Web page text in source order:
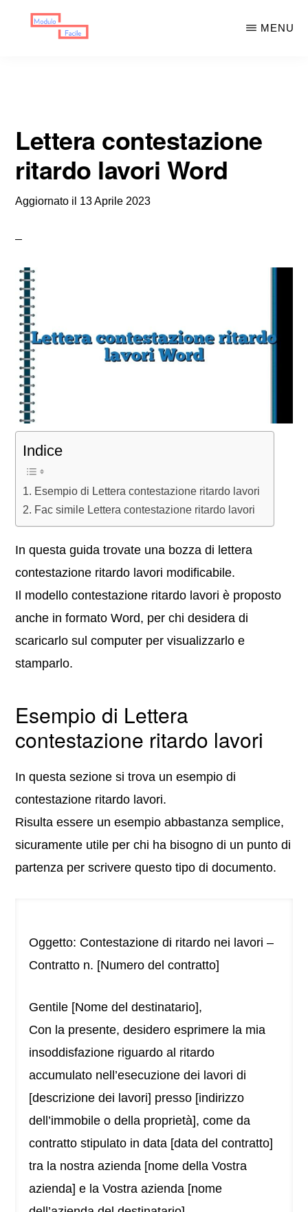
MENU
Lettera contestazione
ritardo lavori Word
Aggiornato il 13 Aprile 2023
Indice
Esempio di Lettera contestazione ritardo lavori
Fac simile Lettera contestazione ritardo lavori
In questa guida trovate una bozza di lettera
contestazione ritardo lavori modificabile.
Il modello contestazione ritardo lavori è proposto
anche in formato Word, per chi desidera di
scaricarlo sul computer per visualizzarlo e
stamparlo.
Esempio di Lettera
contestazione ritardo lavori
In questa sezione si trova un esempio di
contestazione ritardo lavori.
Risulta essere un esempio abbastanza semplice,
sicuramente utile per chi ha bisogno di un punto di
partenza per scrivere questo tipo di documento.
Oggetto: Contestazione di ritardo nei lavori –
Contratto n. [Numero del contratto]
Gentile [Nome del destinatario],
Con la presente, desidero esprimere la mia
insoddisfazione riguardo al ritardo
accumulato nell’esecuzione dei lavori di
[descrizione dei lavori] presso [indirizzo
dell’immobile o della proprietà], come da
contratto stipulato in data [data del contratto]
tra la nostra azienda [nome della Vostra
azienda] e la Vostra azienda [nome